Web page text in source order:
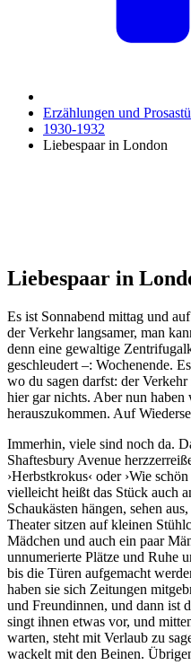
Erzählungen und
1930-1932
Liebespaar in London
Liebespaar in
Es ist Sonnabend mittag und
der Verkehr langsamer, man
denn eine gewaltige
geschleudert –: Wochenende.
wo du sagen darfst: der
hier gar nichts. Aber nun haben
herauszukommen. Auf
Immerhin, viele sind noch da.
Shaftesbury Avenue
›Herbstkrokus‹ oder ›Wie
vielleicht heißt das Stück auch
Schaukästen hängen, sehen
Theater sitzen auf kleinen
Mädchen und auch ein paar
unnumerierte Plätze und Ruhe
bis die Türen aufgemacht
haben sie sich Zeitungen
und Freundinnen, und dann ist
singt ihnen etwas vor, und
warten, steht mit Verlaub zu
wackelt mit den Beinen.